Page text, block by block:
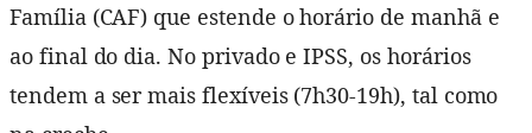
Família (CAF) que estende o horário de manhã e
ao final do dia. No privado e IPSS, os horários
tendem a ser mais flexíveis (7h30-19h), tal como